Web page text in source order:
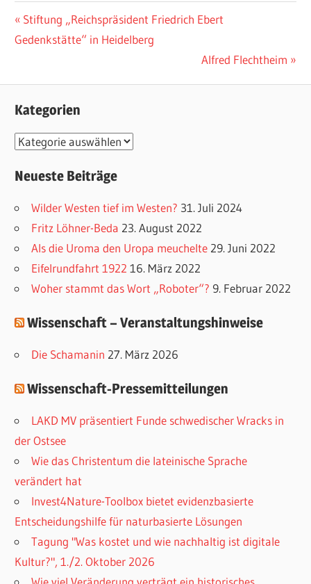
Beitragsnavigation
Vorheriger
Beitrag:
Stiftung „Reichspräsident Friedrich Ebert
Gedenkstätte“ in Heidelberg
Nächster
Alfred Flechtheim
Kategorien
K
t
n
Neueste Beiträge
Wilder Westen tief im Westen? 31. Juli 2024
Fritz Löhner-Beda 23. August 2022
Als die Uroma den Uropa meuchelte 29. Juni 2022
Eifelrundfahrt 1922 16. März 2022
Woher stammt das Wort „Roboter“? 9. Februar 2022
Wissenschaft – Veranstaltungshinweise
Die Schamanin 27. März 2026
Wissenschaft-Pressemitteilungen
LAKD MV präsentiert Funde schwedischer Wracks in
der Ostsee
Wie das Christentum die lateinische Sprache
verändert hat
Invest4Nature-Toolbox bietet evidenzbasierte
Entscheidungshilfe für naturbasierte Lösungen
Tagung "Was kostet und wie nachhaltig ist digitale
Kultur?", 1./2. Oktober 2026